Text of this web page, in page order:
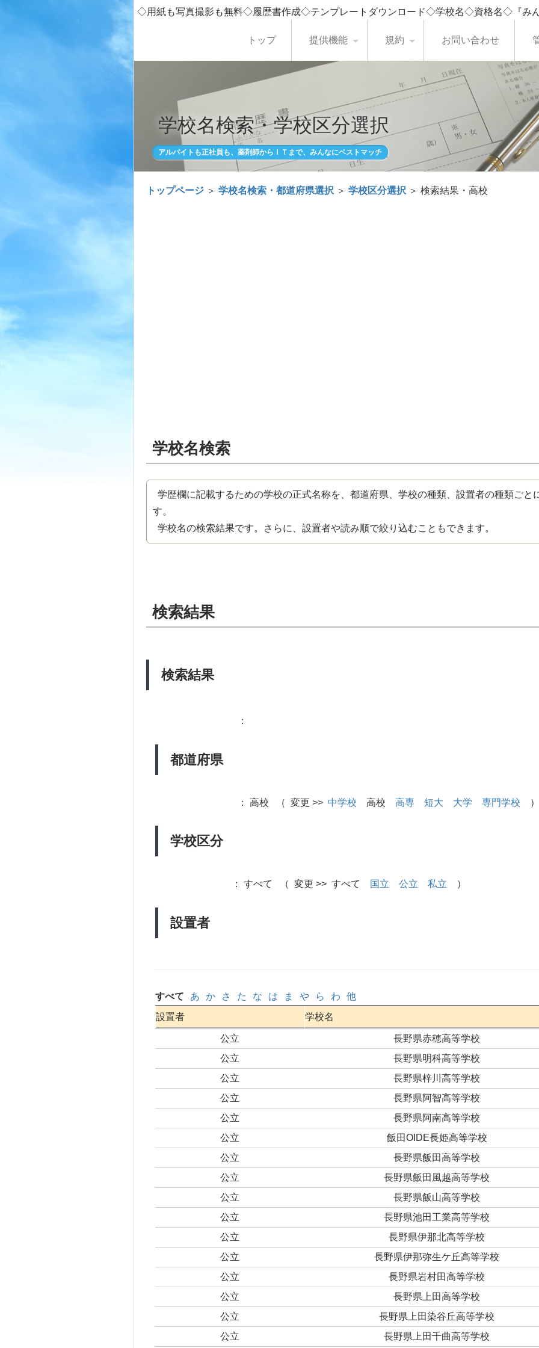
◇用紙も写真撮影も無料◇履歴書作成◇テンプレートダウンロード◇学校名◇資格名◇『み
トップ 提供機能 規約 お問い合わせ
学校名検索・学校区分選択
アルバイトも正社員も、薬剤師からＩＴまで、みんなにベストマッチ
トップページ ＞ 学校名検索・都道府県選択 ＞ 学校区分選択 ＞ 検索結果・高校
学校名検索
学歴欄に記載するための学校の正式名称を、都道府県、学校の種類、設置者の種類ごと
す。
学校名の検索結果です。さらに、設置者や読み順で絞り込むこともできます。
検索結果
検索結果
都道府県
：
学校区分
： 高校 （ 変更 >> 中学校 高校 高専 短大 大学 専門学校 ）
設置者
： すべて （ 変更 >> すべて 国立 公立 私立 ）
すべて あ か さ た な は ま や ら わ
他
設置者
学校名
公立
長野県赤穂高等学校
公立
長野県明科高等学校
公立
長野県梓川高等学校
公立
長野県阿智高等学校
公立
長野県阿南高等学校
公立
飯田OIDE長姫高等学校
公立
長野県飯田高等学校
公立
長野県飯田風越高等学校
公立
長野県飯山高等学校
公立
長野県池田工業高等学校
公立
長野県伊那北高等学校
公立
長野県伊那弥生ケ丘高等学校
公立
長野県岩村田高等学校
公立
長野県上田高等学校
公立
長野県上田染谷丘高等学校
公立
長野県上田千曲高等学校